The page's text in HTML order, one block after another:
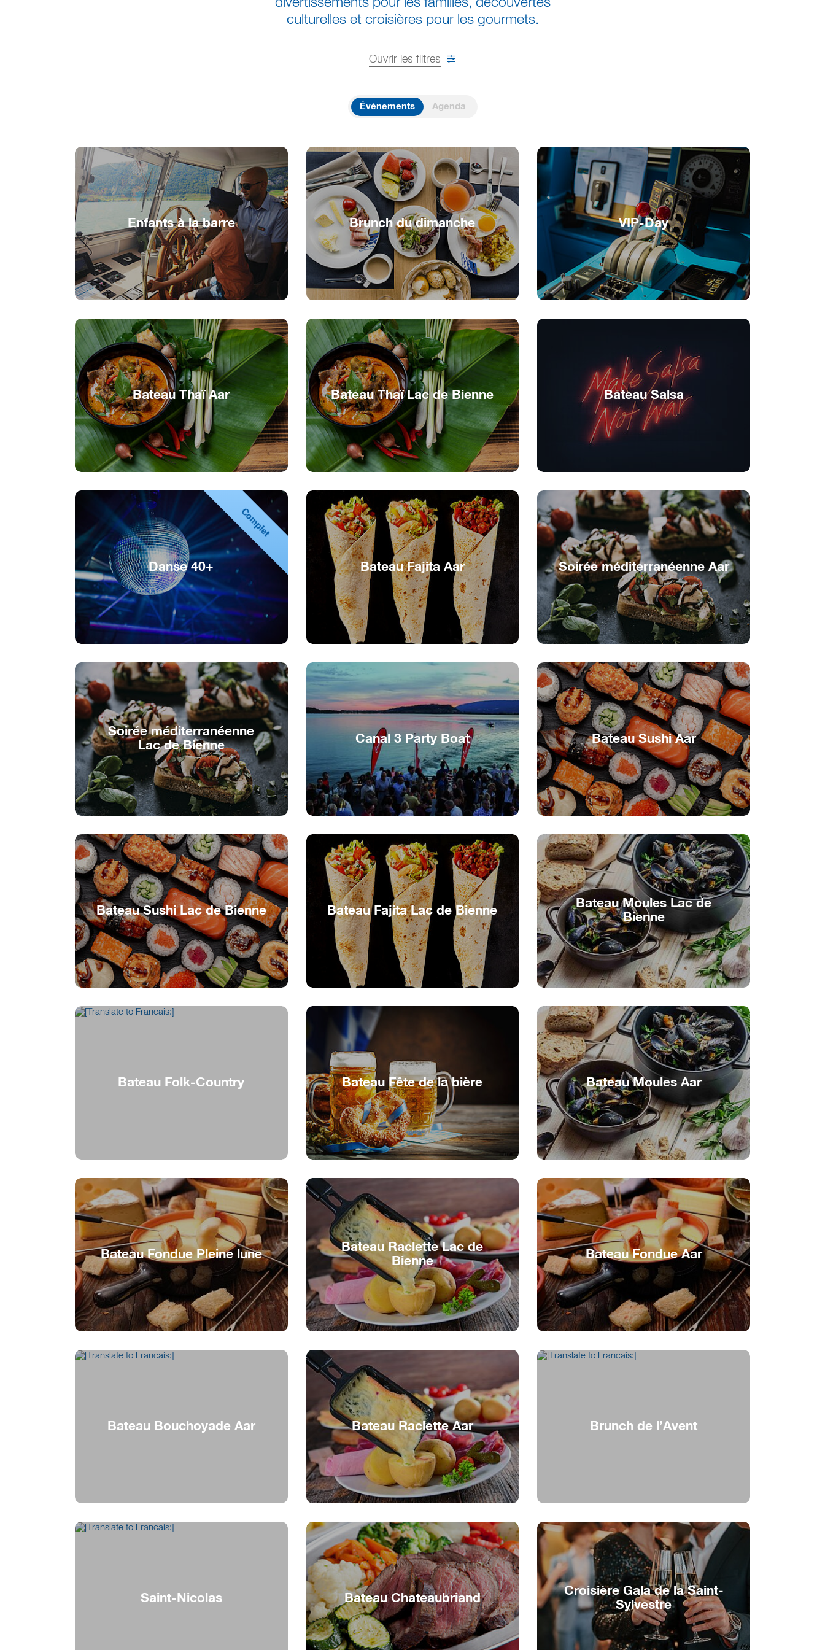
divertissements pour les familles, découvertes
culturelles et croisières pour les gourmets.
Ouvrir les filtres
Événements Agenda
Enfants à la barre
Enfants à la barre
Brunch du dimanche
Buffet brunch sur le Lac de Bienne
VIP-Day
Une journée exclusive
Bateau Thaï Aar
Saveurs asiatiques sur l’Aar
Bateau Thaï Lac de Bienne
Saveurs asiatiques sur le lac de Bienne
Bateau Salsa
Noche Caliente sur l’eau!
Complet
Danse 40+
La soirée pour les plus de 40 ans
Bateau Fajita Aar
Foile de fajitas sur l'Aar
Soirée méditerranéenne Aar
Note méditerranéenne sur l’Aar
Soirée méditerranéenne
Lac de Bienne
Saveurs méditerranéennes sur Lac de
Bienne
Canal 3 Party Boat
Party sur le bateau
Bateau Sushi Aar
Délicatesses japonaises sur l’eau
Bateau Sushi Lac de Bienne
Délicatesses japonaises sur le lac
Bateau Fajita Lac de Bienne
Foile de fajitas sur Lac de Bienne
Bateau Moules Lac de
Bienne
Délicieuses saveurs de la mer sur le Lac de
Bienne
Bateau Folk-Country Bateau Fête de la bière
Faire la fête, se régaler et danser !
Bateau Moules Aar
Plaisir de la mer sur l’Aar
Bateau Fondue Pleine lune
Croisière sous la pleine lune et fondue
fromage
Bateau Raclette Lac de
Bienne
Raclette sur l'eau
Bateau Fondue Aar
Conviviale fondue au fromage
Bateau Bouchoyade Aar Bateau Raclette Aar
Raclette sur l'eau
Brunch de l’Avent
Saint-Nicolas Bateau Chateaubriand
Le grand classique
Croisière Gala de la Saint-
Sylvestre
Croisière vers la nouvelle année